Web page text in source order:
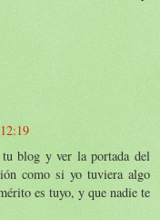
blog y ver la portada del
como si yo tuviera algo
es tuyo, y que nadie te